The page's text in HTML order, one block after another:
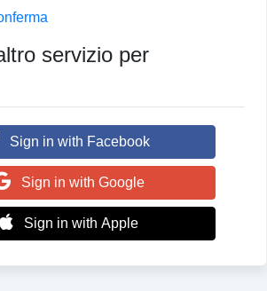
servizio per
Sign in with Facebook
Sign in with Google
Sign in with Apple